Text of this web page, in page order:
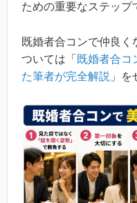
ための重要なステップ
既婚者合コンで仲良く
ついては「 既婚者合コ
た筆者が完全解説 」を